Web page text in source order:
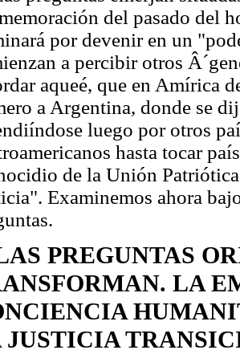
del pasado del
por devenir en un
a percibir otros
aqueé, que en Amírica
a Argentina, donde se
luego por otros
hasta tocar
de la Unión
Examinemos ahora
PREGUNTAS
LA
JUSTICIA